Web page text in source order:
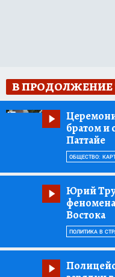
В
братом и
Паттайе
ОБЩЕСТВО:
Юрий
Востока
ПОЛИТИКА В